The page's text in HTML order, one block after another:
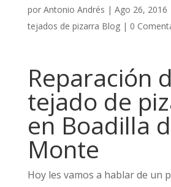
por Antonio Andrés | Ago 26, 2016
tejados de pizarra Blog| 0
Reparación
tejado de
en Boadilla
Monte
Hoy les vamos a hablar de un